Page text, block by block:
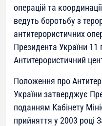
операцій та
ведуть боротьбу з
антитерористичних
Президента України
Антитерористичний
Положення про
України затверджує
поданням Кабінету
прийняття у 2003 році